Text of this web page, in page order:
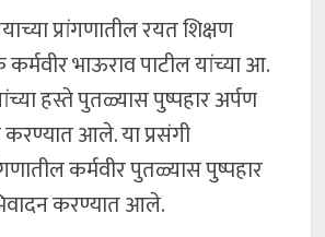
प्रांगणातील रयत शिक्षण
भाऊराव पाटील यांच्या आ.
हस्ते पुतळ्यास पुष्पहार अर्पण
आले. या प्रसंगी
कर्मवीर पुतळ्यास पुष्पहार
करण्यात आले.